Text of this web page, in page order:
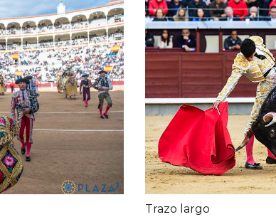
Trazo largo